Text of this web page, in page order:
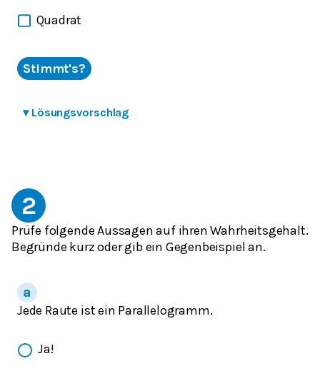
Quadrat
Stimmt's?
▾ Lösungsvorschlag
2
Prüfe folgende Aussagen auf ihren Wahrheitsgehalt.
Begründe kurz oder gib ein Gegenbeispiel an.
Jede Raute ist ein Parallelogramm.
Ja!